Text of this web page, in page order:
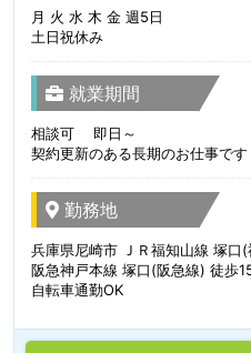
月 火 水 木 金 週5日
土日祝休み
就業期間
相談可 即日～
契約更新のある長期のお仕事です
勤務地
兵庫県尼崎市 ＪＲ福知山線 塚口
阪急神戸本線 塚口(阪急線) 徒歩
自転車通勤OK